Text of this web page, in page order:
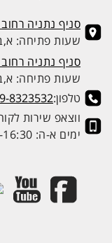
סניף נתניה רחוב
שעות פתיחה: א,ב,ד,ה : 9:00-15:00,
סניף נתניה רחוב
שעות פתיחה: א,ב,ד,ה : 9:00-18:00,
טלפון:8323532
ווצאפ שירות
ימים א-ה: 9:00-16:30